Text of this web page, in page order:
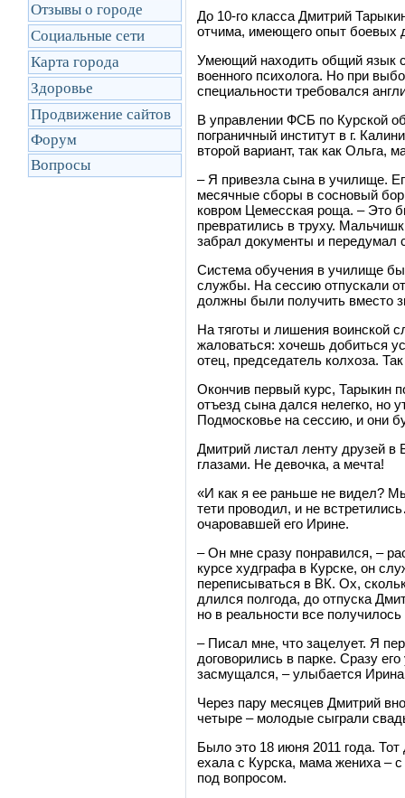
Отзывы о городе
Социальные сети
Карта города
Здоровье
Продвижение сайтов
Форум
Вопросы
До 10-го класса Дмитрий
отчима, имеющего опыт боевых
Умеющий находить общий язык
военного психолога. Но при
специальности требовался
В управлении ФСБ по Курской
пограничный институт в г.
второй вариант, так как Ольга,
– Я привезла сына в училище.
месячные сборы в сосновый
ковром Цемесская роща. – Это
превратились в труху.
забрал документы и передумал
Система обучения в училище
службы. На сессию отпускали
должны были получить вместо
На тяготы и лишения воинской
жаловаться: хочешь добиться
отец, председатель колхоза.
Окончив первый курс, Тарыкин
отъезд сына дался нелегко, но
Подмосковье на сессию, и они
Дмитрий листал ленту друзей
глазами. Не девочка, а мечта!
«И как я ее раньше не видел?
тети проводил, и не
очаровавшей его Ирине.
– Он мне сразу понравился, –
курсе худграфа в Курске, он
переписываться в ВК. Ох,
длился полгода, до отпуска
но в реальности все
– Писал мне, что зацелует. Я
договорились в парке. Сразу
засмущался, – улыбается
Через пару месяцев Дмитрий
четыре – молодые сыграли
Было это 18 июня 2011 года. Тот
ехала с Курска, мама жениха –
под вопросом.